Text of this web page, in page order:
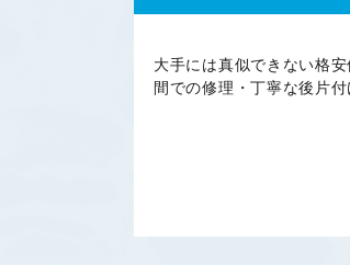
大手には真似できない格
間での修理・丁寧な後片付